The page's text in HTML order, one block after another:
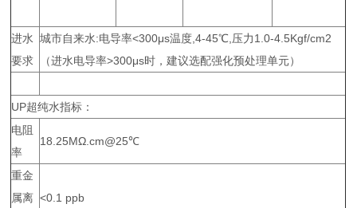
进水
要求
城市自来水:电导率<300μs温度,4-45℃,压力1.0-4.5Kgf/cm2
（进水电导率>300μs时，建议选配强化预处理单元）
UP超纯水指标：
电阻
率
18.25MΩ.cm@25℃
重金
属离 <0.1 ppb